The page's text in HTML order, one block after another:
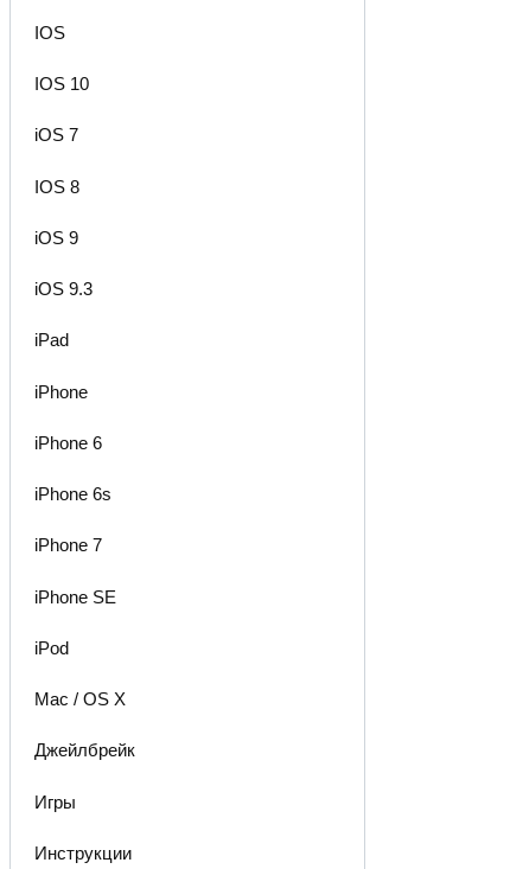
IOS
IOS 10
iOS 7
IOS 8
iOS 9
iOS 9.3
iPad
iPhone
iPhone 6
iPhone 6s
iPhone 7
iPhone SE
iPod
Mac / OS X
Джейлбрейк
Игры
Инструкции